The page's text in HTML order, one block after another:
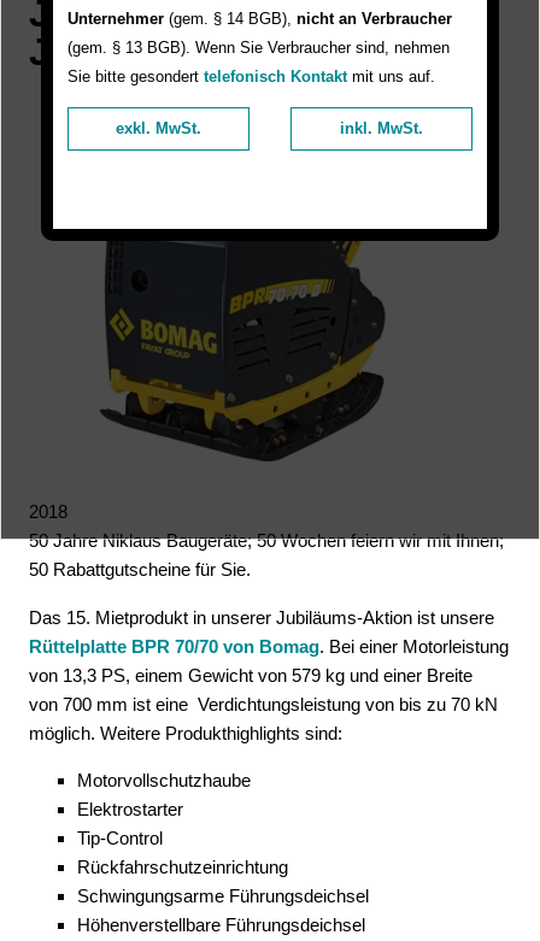
Jubiläums-Aktion "50
Jahre Niklaus Baugeräte"
2018
50 Jahre Niklaus Baugeräte; 50 Wochen feiern wir mit Ihnen;
50 Rabattgutscheine für Sie.
Das 15. Mietprodukt in unserer Jubiläums-Aktion ist unsere
Rüttelplatte BPR 70/70 von Bomag. Bei einer Motorleistung
von 13,3 PS, einem Gewicht von 579 kg und einer Breite
von 700 mm ist eine Verdichtungsleistung von bis zu 70 kN
möglich. Weitere Produkthighlights sind:
Motorvollschutzhaube
Elektrostarter
Tip-Control
Rückfahrschutzeinrichtung
Schwingungsarme Führungsdeichsel
Höhenverstellbare Führungsdeichsel
Unternehmer (gem. § 14 BGB), nicht an Verbraucher
(gem. § 13 BGB). Wenn Sie Verbraucher sind, nehmen
Sie bitte gesondert telefonisch Kontaktmit uns auf.
exkl. MwSt. inkl. MwSt.